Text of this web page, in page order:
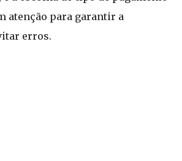
atenção para garantir a
erros.